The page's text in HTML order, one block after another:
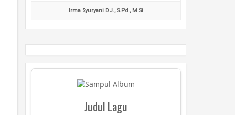
Irma Syuryani DJ., S.Pd., M.Si
Judul Lagu